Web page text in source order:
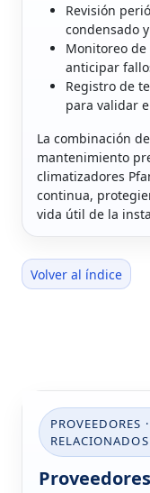
Revisión
condensado
Monitoreo
anticipar
Registro de
para validar
La combinación
mantenimiento
climatizadores
continua,
vida útil de la
Volver al índice
PROVEEDORES
RELACIONADOS